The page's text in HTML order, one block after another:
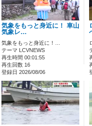
気象をもっと身近に！ 車山
気象レ…
気象をもっと身近に！…
テーマ LCVNEWS
再生時間 00:01:55
再生回数 16
登録日 2026/08/06